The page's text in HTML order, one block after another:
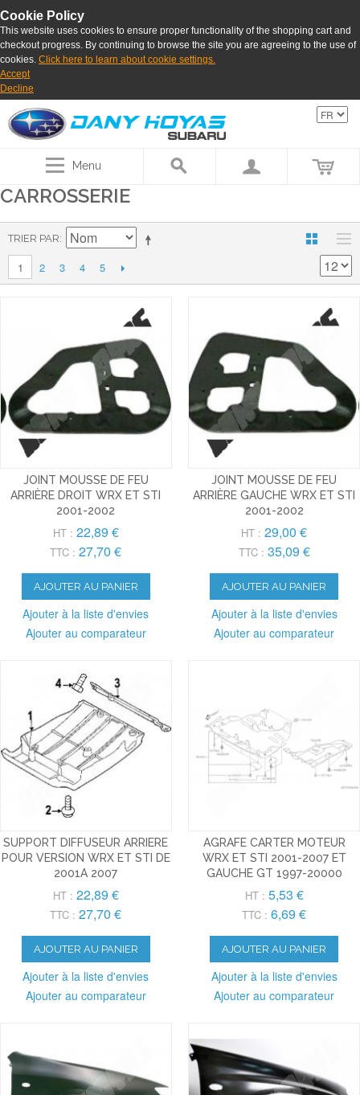
Cookie Policy
This website uses cookies to ensure proper functionality of the shopping cart and
checkout progress. By continuing to browse the site you are agreeing to the use of
cookies. Click here to learn about cookie settings.
Accept
Decline
Menu
CARROSSERIE
TRIER PAR
1 2 3 4 5
JOINT MOUSSE DE FEU
ARRIÈRE DROIT WRX ET STI
2001-2002
HT : 22,89 €
TTC : 27,70 €
AJOUTER AU PANIER
Ajouter à la liste d'envies
Ajouter au comparateur
JOINT MOUSSE DE FEU
ARRIÈRE GAUCHE WRX ET STI
2001-2002
HT : 29,00 €
TTC : 35,09 €
AJOUTER AU PANIER
Ajouter à la liste d'envies
Ajouter au comparateur
SUPPORT DIFFUSEUR ARRIERE
POUR VERSION WRX ET STI DE
2001A 2007
HT : 22,89 €
TTC : 27,70 €
AJOUTER AU PANIER
Ajouter à la liste d'envies
Ajouter au comparateur
AGRAFE CARTER MOTEUR
WRX ET STI 2001-2007 ET
GAUCHE GT 1997-20000
HT : 5,53 €
TTC : 6,69 €
AJOUTER AU PANIER
Ajouter à la liste d'envies
Ajouter au comparateur